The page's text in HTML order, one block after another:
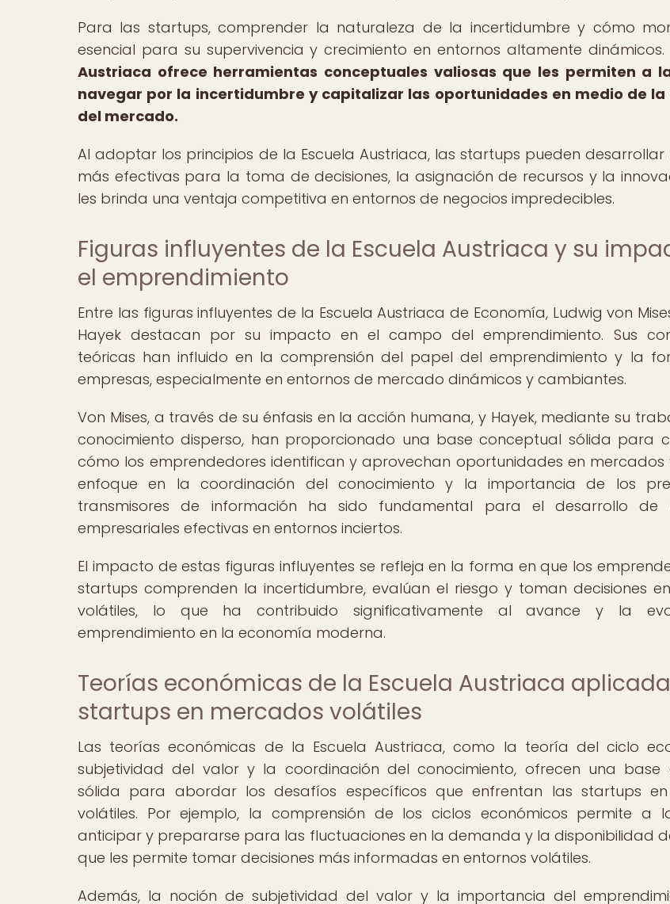
Para las startups, comprender la naturaleza de la incertidumbre y cómo
esencial para su supervivencia y crecimiento en entornos altamente dinámicos.
Austriaca ofrece herramientas conceptuales valiosas que les permiten a
navegar por la incertidumbre y capitalizar las oportunidades en medio de
del mercado.
Al adoptar los principios de la Escuela Austriaca, las startups pueden
más efectivas para la toma de decisiones, la asignación de recursos y la
les brinda una ventaja competitiva en entornos de negocios impredecibles.
Figuras influyentes de la Escuela Austriaca y su
el emprendimiento
Entre las figuras influyentes de la Escuela Austriaca de Economía, Ludwig von
Hayek destacan por su impacto en el campo del emprendimiento. Sus
teóricas han influido en la comprensión del papel del emprendimiento y la
empresas, especialmente en entornos de mercado dinámicos y cambiantes.
Von Mises, a través de su énfasis en la acción humana, y Hayek, mediante su
conocimiento disperso, han proporcionado una base conceptual sólida para
cómo los emprendedores identifican y aprovechan oportunidades en mercados
enfoque en la coordinación del conocimiento y la importancia de los
transmisores de información ha sido fundamental para el desarrollo de
empresariales efectivas en entornos inciertos.
El impacto de estas figuras influyentes se refleja en la forma en que los
startups comprenden la incertidumbre, evalúan el riesgo y toman decisiones
volátiles, lo que ha contribuido significativamente al avance y la
emprendimiento en la economía moderna.
Teorías económicas de la Escuela Austriaca
startups en mercados volátiles
Las teorías económicas de la Escuela Austriaca, como la teoría del ciclo
subjetividad del valor y la coordinación del conocimiento, ofrecen una base
sólida para abordar los desafíos específicos que enfrentan las startups
volátiles. Por ejemplo, la comprensión de los ciclos económicos permite a
anticipar y prepararse para las fluctuaciones en la demanda y la disponibilidad
que les permite tomar decisiones más informadas en entornos volátiles.
Además, la noción de subjetividad del valor y la importancia del